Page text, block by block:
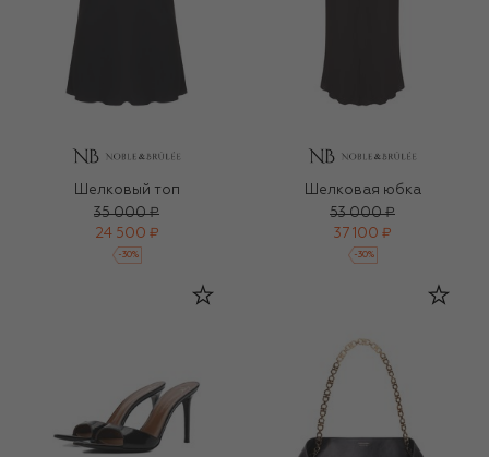
Шелковый топ
35 000 ₽
24 500 ₽
-30%
Шелковая юбка
53 000 ₽
37 100 ₽
-30%